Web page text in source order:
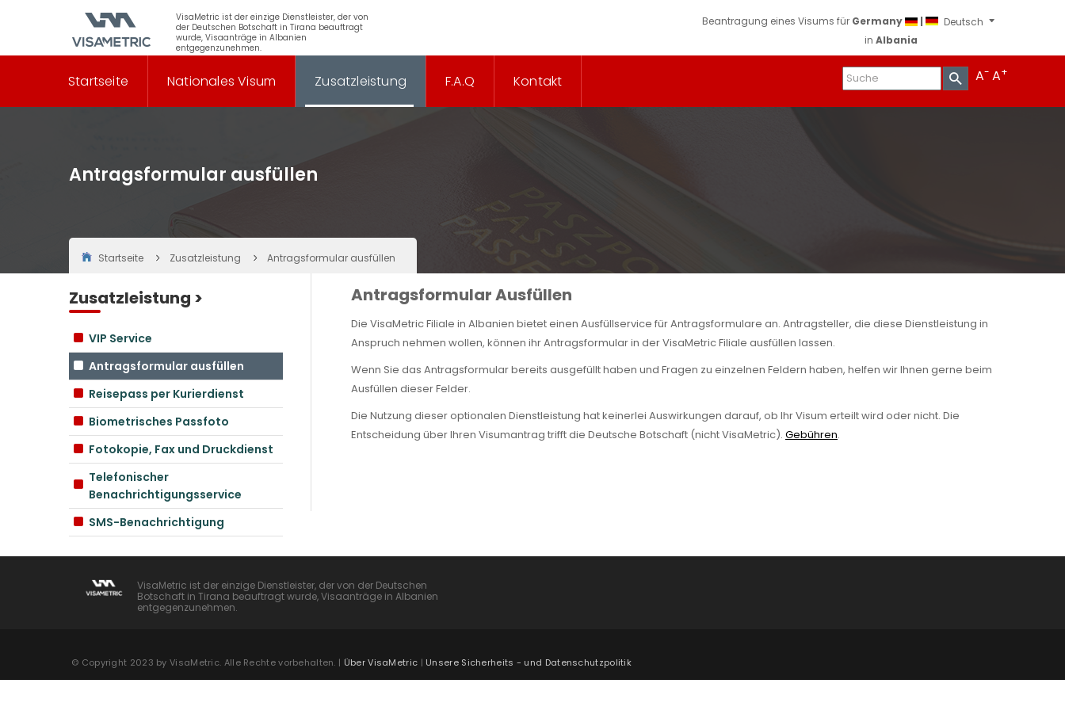
VisaMetric ist der einzige Dienstleister, der von
der Deutschen Botschaft in Tirana beauftragt
wurde, Visaanträge in Albanien
entgegenzunehmen.
Beantragung eines Visums für Germany
in Albania
|
Startseite Nationales Visum Zusatzleistung F.A.Q Kontakt A- A+
Antragsformular ausfüllen
Startseite Zusatzleistung Antragsformular ausfüllen
Zusatzleistung >
VIP Service
Antragsformular ausfüllen
Reisepass per Kurierdienst
Biometrisches Passfoto
Fotokopie, Fax und Druckdienst
Telefonischer
Benachrichtigungsservice
SMS-Benachrichtigung
Antragsformular Ausfüllen
Die VisaMetric Filiale in Albanien bietet einen Ausfüllservice für Antragsformulare an. Antragsteller, die diese Dienstleistung in
Anspruch nehmen wollen, können ihr Antragsformular in der VisaMetric Filiale ausfüllen lassen.
Wenn Sie das Antragsformular bereits ausgefüllt haben und Fragen zu einzelnen Feldern haben, helfen wir Ihnen gerne beim
Ausfüllen dieser Felder.
Die Nutzung dieser optionalen Dienstleistung hat keinerlei Auswirkungen darauf, ob Ihr Visum erteilt wird oder nicht. Die
Entscheidung über Ihren Visumantrag trifft die Deutsche Botschaft (nicht VisaMetric). Gebühren.
VisaMetric ist der einzige Dienstleister, der von der Deutschen
Botschaft in Tirana beauftragt wurde, Visaanträge in Albanien
entgegenzunehmen.
© Copyright 2023 by VisaMetric. Alle Rechte vorbehalten. | Über VisaMetric | Unsere Sicherheits - und Datenschutzpolitik